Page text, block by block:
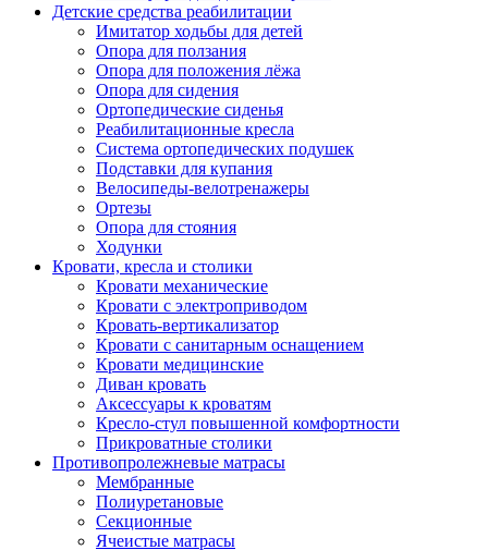
Детские средства реабилитации
Имитатор ходьбы для детей
Опора для ползания
Опора для положения лёжа
Опора для сидения
Ортопедические сиденья
Реабилитационные кресла
Система ортопедических подушек
Подставки для купания
Велосипеды-велотренажеры
Ортезы
Опора для стояния
Ходунки
Кровати, кресла и столики
Кровати механические
Кровати с электроприводом
Кровать-вертикализатор
Кровати с санитарным оснащением
Кровати медицинские
Диван кровать
Аксессуары к кроватям
Кресло-стул повышенной комфортности
Прикроватные столики
Противопролежневые матрасы
Мембранные
Полиуретановые
Секционные
Ячеистые матрасы